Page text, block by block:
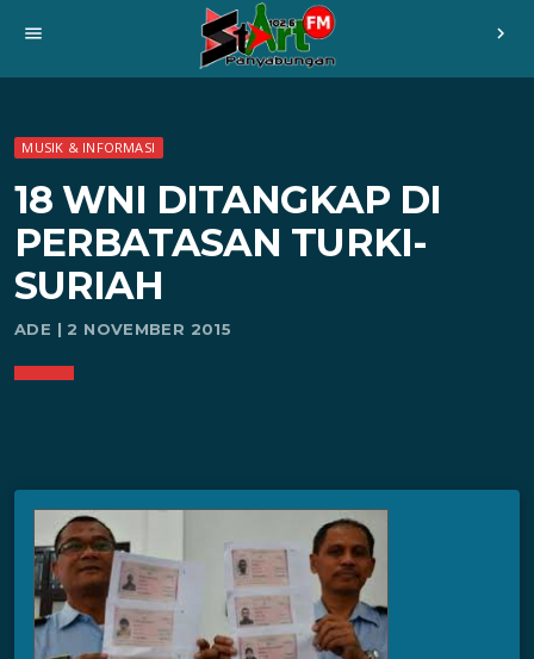
menu chevron_right
MUSIK & INFORMASI
18 WNI DITANGKAP DI
PERBATASAN TURKI-
SURIAH
ADE | 2 NOVEMBER 2015